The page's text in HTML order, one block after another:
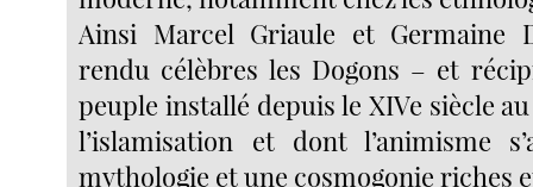
Ainsi Marcel Griaule et Germaine
rendu célèbres les Dogons – et
peuple installé depuis le XIVe siècle
l’islamisation et dont l’animisme
mythologie et une cosmogonie riches